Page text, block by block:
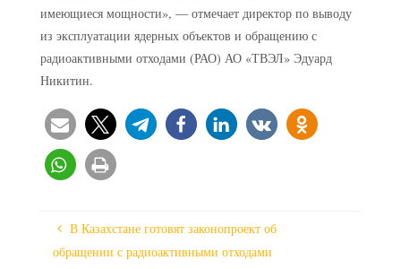
имеющиеся мощности», — отмечает директор по выводу
из эксплуатации ядерных объектов и обращению с
радиоактивными отходами (РАО) АО «ТВЭЛ» Эдуард
Никитин.
В Казахстане готовят законопроект об
обращении с радиоактивными отходами